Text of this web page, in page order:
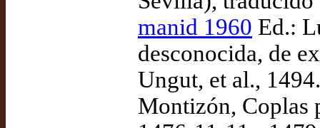
manid 1960 Ed.:
desconocida, de
Ungut, et al.,
Montizón, Coplas